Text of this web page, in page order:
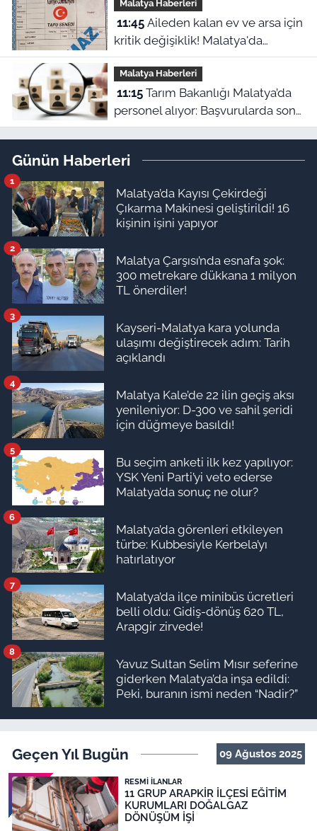
Malatya Haberleri
11:45Aileden kalan ev ve arsa için
kritik değişiklik! Malatya'da
mirasçılar ne yapacak?
Malatya Haberleri
11:15Tarım Bakanlığı Malatya’da
personel alıyor: Başvurularda son
gün bugün!
Günün Haberleri
Malatya’da Kayısı Çekirdeği
Çıkarma Makinesi geliştirildi! 16
kişinin işini yapıyor
1
Malatya Çarşısı’nda esnafa şok:
300 metrekare dükkana 1 milyon
TL önerdiler!
2
Kayseri-Malatya kara yolunda
ulaşımı değiştirecek adım: Tarih
açıklandı
3
Malatya Kale’de 22 ilin geçiş aksı
yenileniyor: D-300 ve sahil şeridi
için düğmeye basıldı!
4
Bu seçim anketi ilk kez yapılıyor:
YSK Yeni Parti’yi veto ederse
Malatya’da sonuç ne olur?
5
Malatya’da görenleri etkileyen
türbe: Kubbesiyle Kerbela’yı
hatırlatıyor
6
Malatya’da ilçe minibüs ücretleri
belli oldu: Gidiş-dönüş 620 TL,
Arapgir zirvede!
7
Yavuz Sultan Selim Mısır seferine
giderken Malatya’da inşa edildi:
Peki, buranın ismi neden “Nadir?”
8
Geçen Yıl Bugün 09 Ağustos 2025
RESMI İLANLAR
11 GRUP ARAPKİR İLÇESİ EĞİTİM
KURUMLARI DOĞALGAZ
DÖNÜŞÜM İŞİ